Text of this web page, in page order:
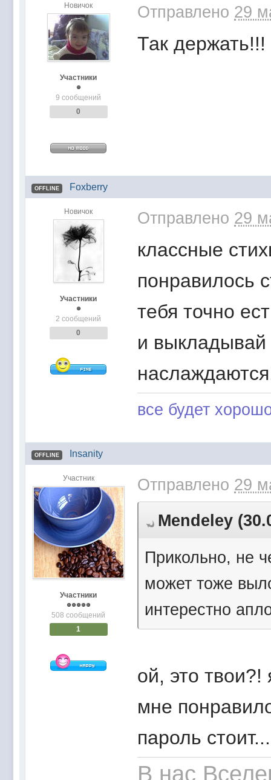
Новичок
Участники
9 сообщений
0
Отправлено 29
Так
OFFLINE Foxberry
Новичок
Участники
2 сообщений
0
Отправлено 29
классные
понравилось
тебя точно
и выкладывай
все будет
OFFLINE Insanity
Участник
Участники
508 сообщений
1
Отправлено 29
Mendeley
Прикольно, не
может тоже
интерестно
ой, это твои?!
мне
пароль
В нас